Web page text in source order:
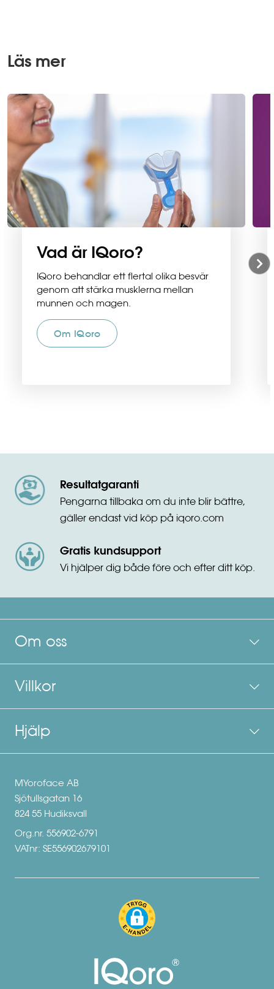
Läs mer
Vad är IQoro?
IQoro behandlar ett flertal olika besvär
genom att stärka musklerna mellan
munnen och magen.
Om IQoro
Resultatgaranti
Pengarna tillbaka om du inte blir bättre,
gäller endast vid köp på iqoro.com
Gratis kundsupport
Vi hjälper dig både före och efter ditt köp.
Om oss
Villkor
Hjälp
MYoroface AB
Sjötullsgatan 16
824 55 Hudiksvall
Org.nr. 556902-6791
VATnr: SE556902679101